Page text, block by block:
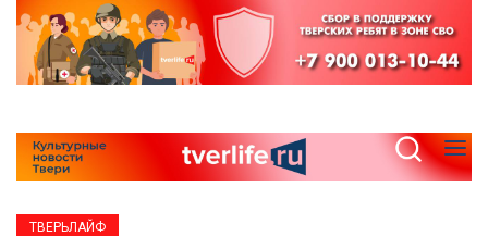
ТВЕРЬЛАЙФ